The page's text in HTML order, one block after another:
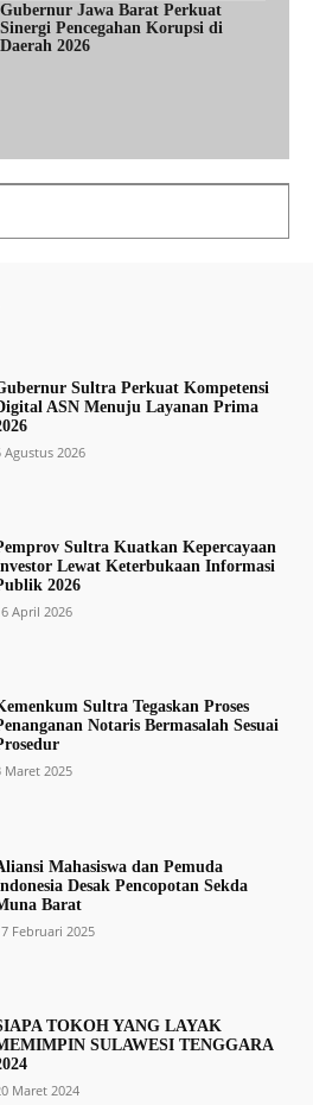
Gubernur Jawa Barat Perkuat
Sinergi Pencegahan Korupsi di
Daerah 2026
Sultra Perkuat Kompetensi
ASN Menuju Layanan Prima
Agustus 2026
Sultra Kuatkan Kepercayaan
Lewat Keterbukaan Informasi
2026
April 2026
Sultra Tegaskan Proses
Notaris Bermasalah Sesuai
Maret 2025
Mahasiswa dan Pemuda
Desak Pencopotan Sekda
Barat
Februari 2025
TOKOH YANG LAYAK
SULAWESI TENGGARA
Maret 2024